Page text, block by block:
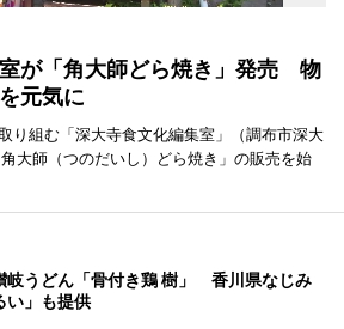
が「角大師どら焼き」発売 物
元気に
り組む「深大寺食文化編集室」（調布市深大
大師（つのだいし）どら焼き」の販売を始
岐うどん「骨付き鶏 樹」 香川県なじみ
い」も提供